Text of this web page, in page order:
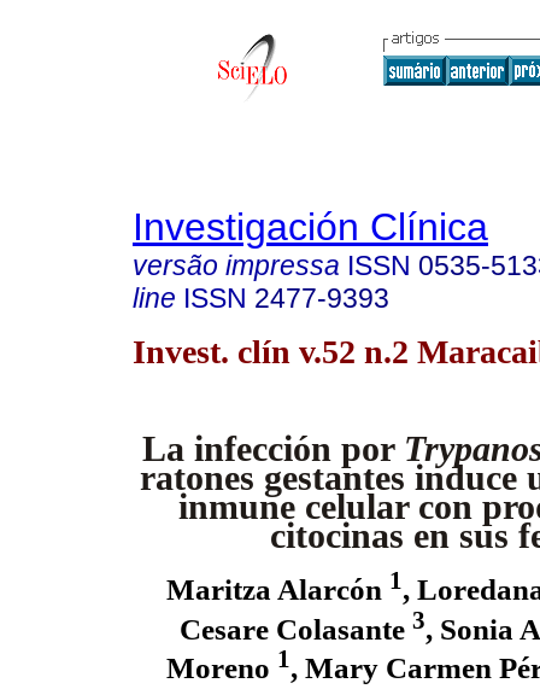
Investigación Clínica
versão impressa ISSN 0535-
line ISSN 2477-9393
Invest. clín v.52 n.2
La infección por
ratones gestantes induce
inmune celular con
citocinas en sus
Maritza Alarcón 1,
Cesare Colasante 3, Sonia
Moreno 1, Mary Carmen